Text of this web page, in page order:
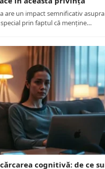
are un impact semnificativ
prin faptul că menține…
cognitivă: de ce